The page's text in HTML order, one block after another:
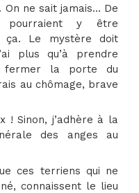
On ne sait jamais… De
pourraient y être
ça. Le mystère doit
plus qu’à prendre
fermer la porte du
au chômage, brave
! Sinon, j’adhère à la
des anges au
ces terriens qui ne
connaissent le lieu